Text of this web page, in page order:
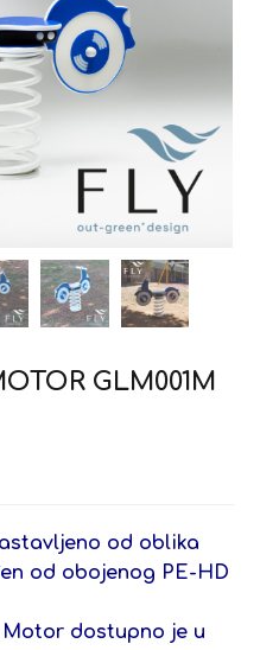
GLM001M
od oblika
od obojenog PE-HD
dostupno je u